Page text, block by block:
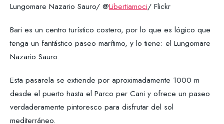
Lungomare Nazario Sauro/ @Libertiamoci/ Flickr
Bari es un centro turístico costero, por lo que es lógico que
tenga un fantástico paseo marítimo, y lo tiene: el Lungomare
Nazario Sauro.
Esta pasarela se extiende por aproximadamente 1000 m
desde el puerto hasta el Parco per Cani y ofrece un paseo
verdaderamente pintoresco para disfrutar del sol
mediterráneo.